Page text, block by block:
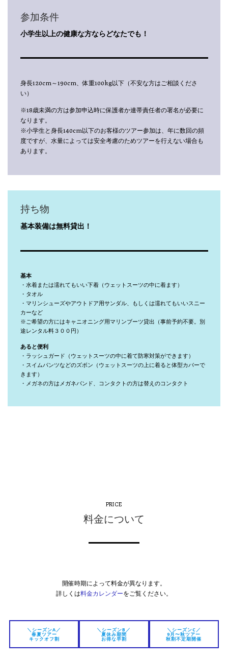
参加条件
小学生以上の健康な方ならどなたでも！
身長120cm～190cm、体重100kg以下（不安な方はご相談くださ
い）
※18歳未満の方は参加申込時に保護者か連帯責任者の署名が必要に
なります。
※小学生と身長140cm以下のお客様のツアー参加は、年に数回の頻
度ですが、水量によっては安全考慮のためツアーを行えない場合も
あります。
持ち物
基本装備は無料貸出！
基本
・水着または濡れてもいい下着（ウェットスーツの中に着ます）
・タオル
・マリンシューズやアウトドア用サンダル、もしくは濡れてもいいスニー
カーなど
※ご希望の方にはキャニオニング用マリンブーツ貸出（事前予約不要。別
途レンタル料３００円）
あると便利
・ラッシュガード（ウェットスーツの中に着て防寒対策ができます）
・スイムパンツなどのズボン（ウェットスーツの上に着ると体型カバーで
きます）
・メガネの方はメガネバンド、コンタクトの方は替えのコンタクト
PRICE
料金について
開催時期によって料金が異なります。
詳しくは料金カレンダーをご覧ください。
＼シーズンA／
春夏ツアー
キックオフ割
＼シーズンB／
夏休み期間
お得な早割
＼シーズンC／
9月〜秋ツアー
秋割不定期開催